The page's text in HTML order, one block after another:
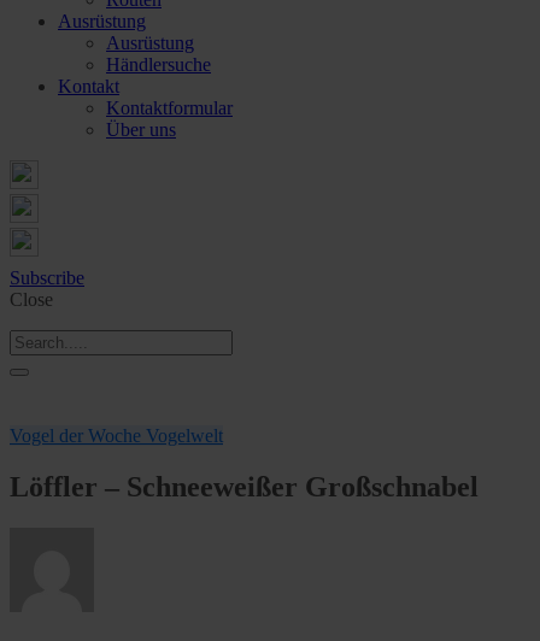
Ausrüstung
Ausrüstung
Händlersuche
Kontakt
Kontaktformular
Über uns
Subscribe
Close
Vogel der Woche Vogelwelt
Löffler – Schneeweißer Großschnabel